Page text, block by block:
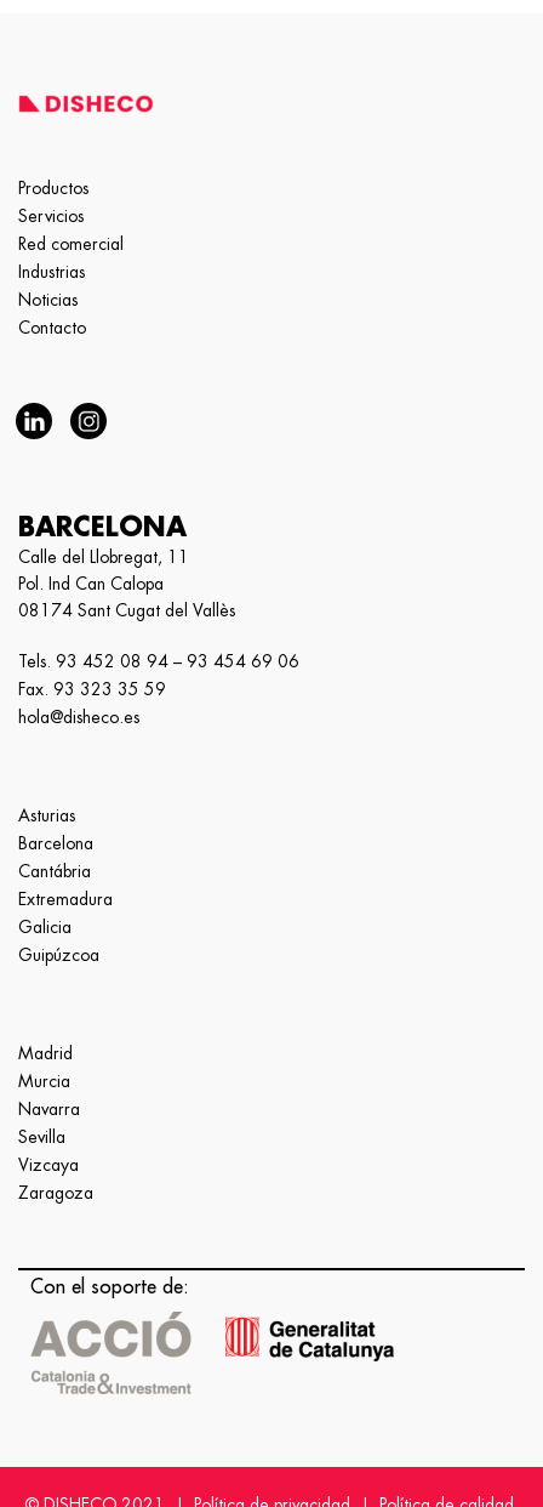
Productos
Servicios
Red comercial
Industrias
Noticias
Contacto
BARCELONA
Calle del Llobregat, 11
Pol. Ind Can Calopa
08174 Sant Cugat del Vallès
Tels. 93 452 08 94 – 93 454 69 06
Fax. 93 323 35 59
hola@disheco.es
Asturias
Barcelona
Cantábria
Extremadura
Galicia
Guipúzcoa
Madrid
Murcia
Navarra
Sevilla
Vizcaya
Zaragoza
Con el soporte de: